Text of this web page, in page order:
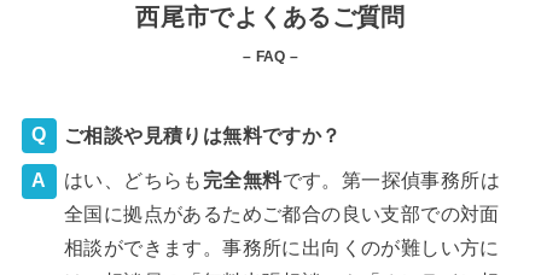
西尾市でよくあるご質問
– FAQ –
ご相談や見積りは無料ですか？
はい、どちらも 完全無料です。第一探偵事務所は
全国に拠点があるためご都合の良い支部での対面
相談ができます。事務所に出向くのが難しい方に